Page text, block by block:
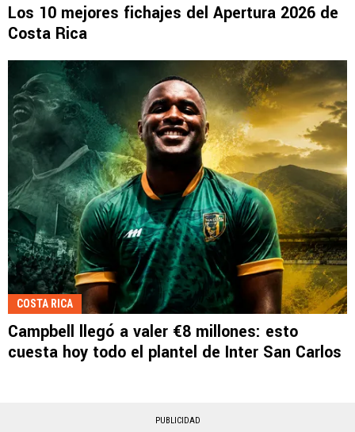
Los 10 mejores fichajes del Apertura 2026 de
Costa Rica
COSTA RICA
Campbell llegó a valer €8 millones: esto
cuesta hoy todo el plantel de Inter San Carlos
PUBLICIDAD